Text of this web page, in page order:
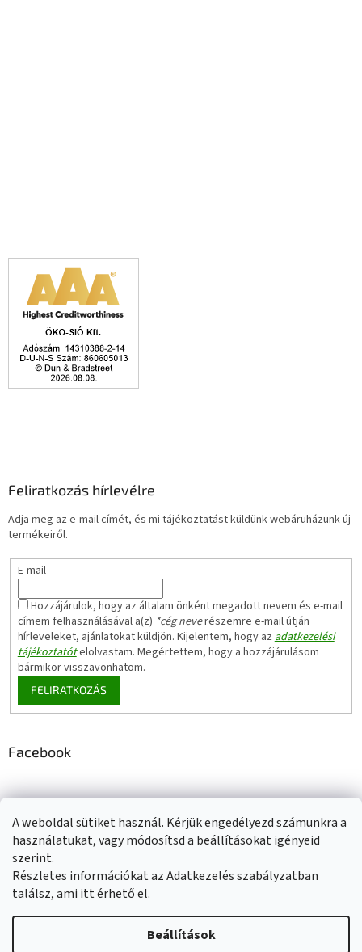
A weboldal sütiket használ. Kérjük engedélyezd számunkra a
használatukat, vagy módosítsd a beállításokat igényeid
szerint.
Részletes információkat az Adatkezelés szabályzatban
találsz, ami ittérhető el.
Beállítások
Feliratkozás hírlevélre
Adja meg az e-mail címét, és mi tájékoztatást küldünk webáruházunk új
termékeiről.
E-mail
Hozzájárulok, hogy az általam önként megadott nevem és e-mail
címem felhasználásával a(z) *cég neverészemre e-mail útján
hírleveleket, ajánlatokat küldjön. Kijelentem, hogy az adatkezelési
tájékoztatótelolvastam. Megértettem, hogy a hozzájárulásom
bármikor visszavonhatom.
FELIRATKOZÁS
Facebook
Adatkezelési tájékoztató Elérhetőségeink Impresszum
Üzleti feltételek (ÁSZF) Jótállási tájékoztató
Shoptet készítette